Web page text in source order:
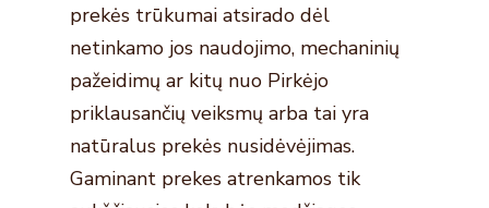
prekės trūkumai atsirado dėl
netinkamo jos naudojimo, mechaninių
pažeidimų ar kitų nuo Pirkėjo
priklausančių veiksmų arba tai yra
natūralus prekės nusidėvėjimas.
Gaminant prekes atrenkamos tik